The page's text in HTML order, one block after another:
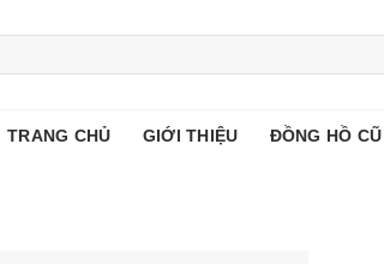
TRANG CHỦ GIỚI THIỆU ĐỒNG HỒ CŨ